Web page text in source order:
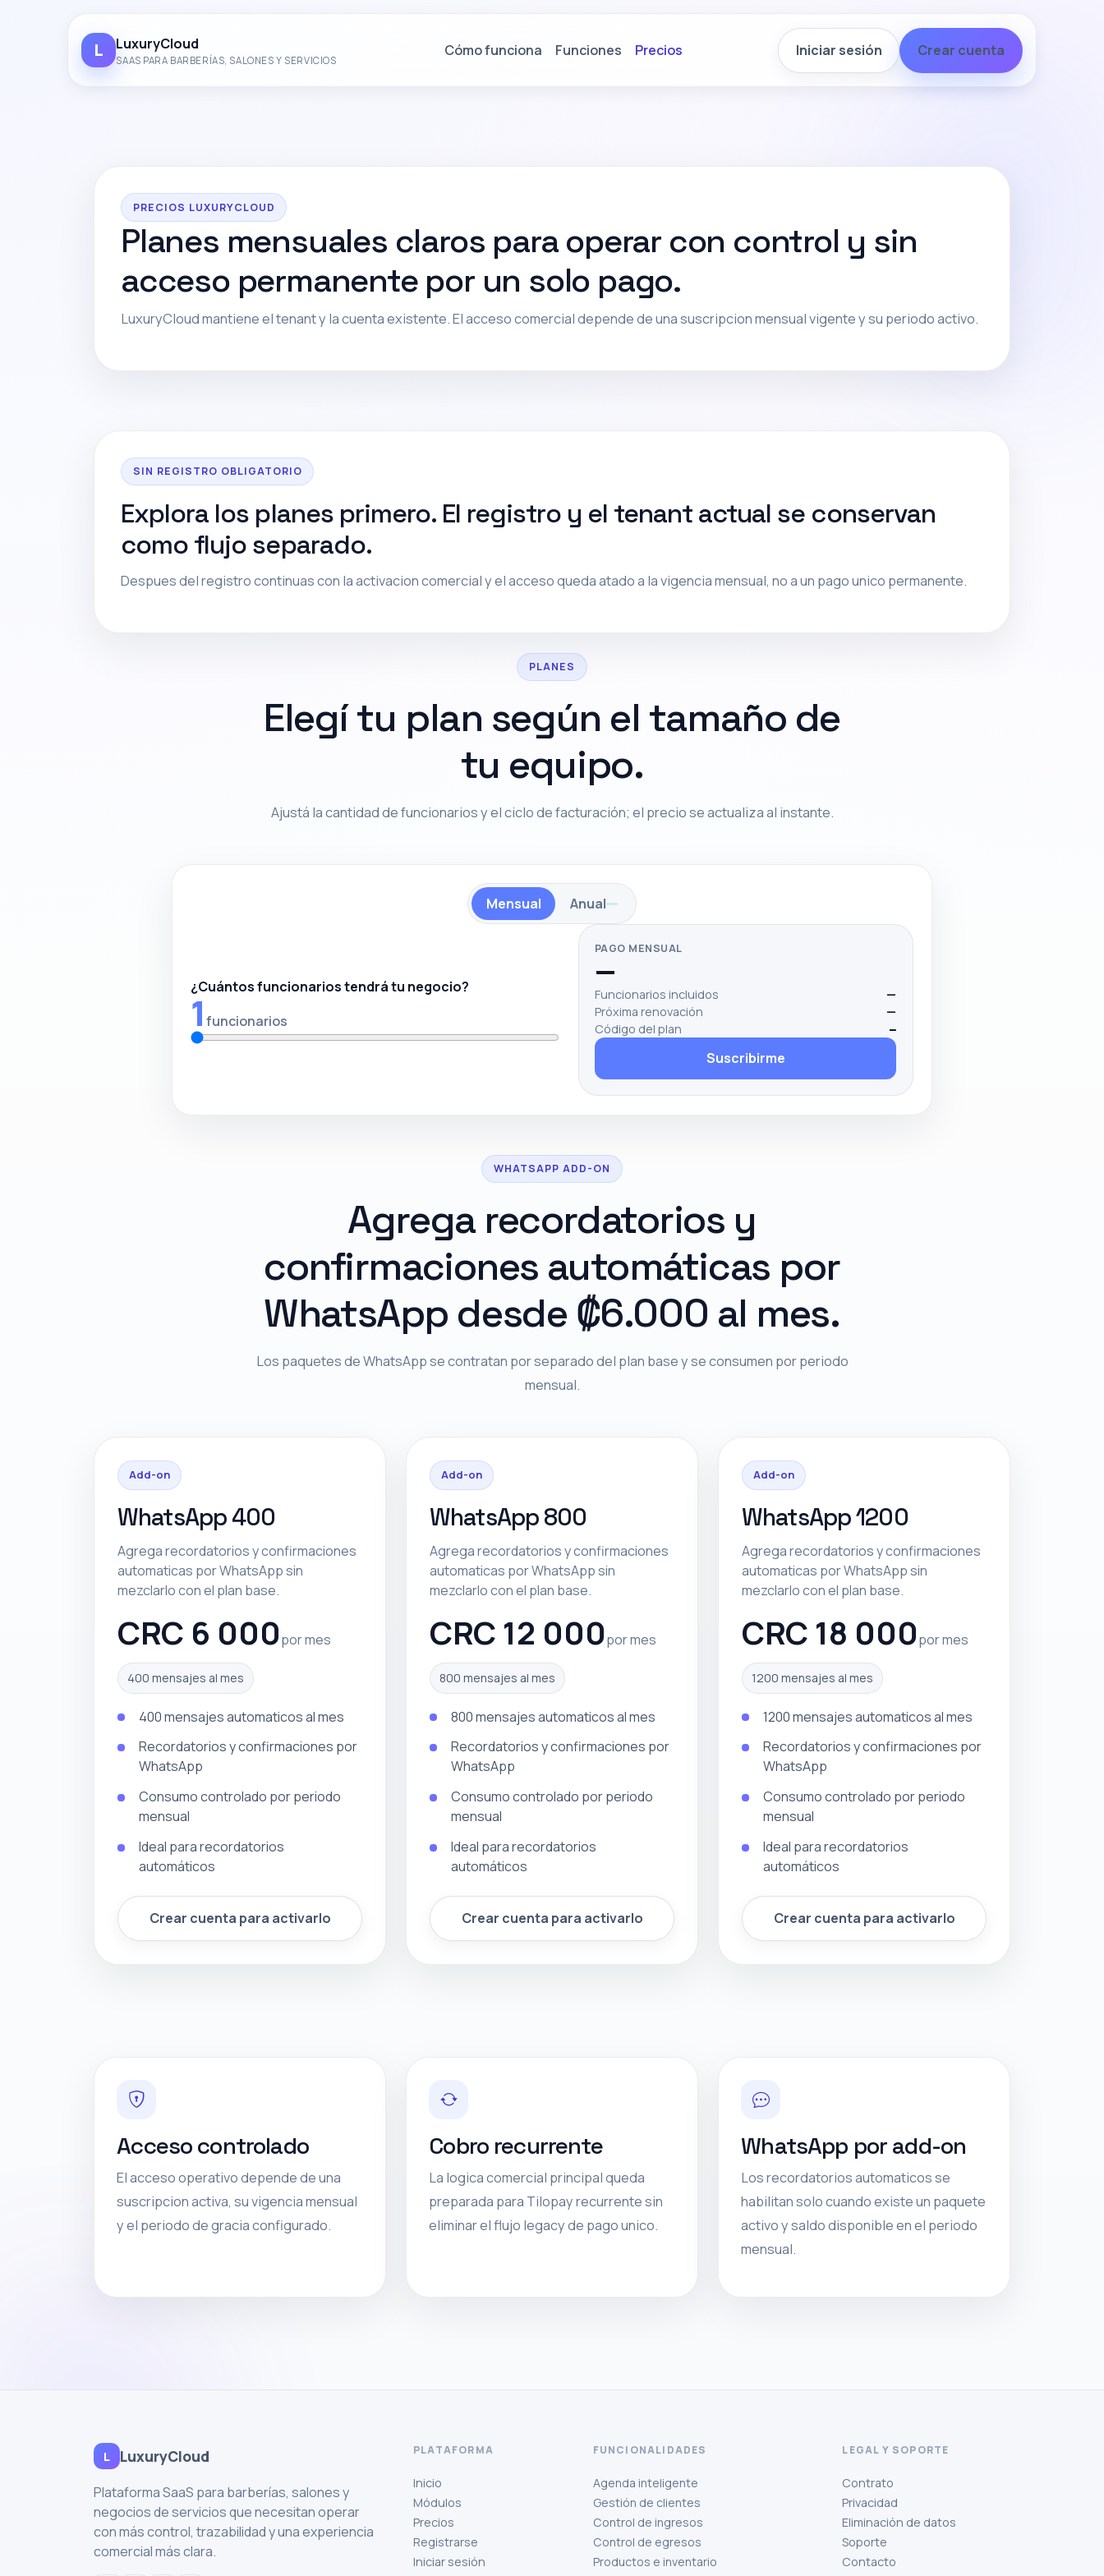
L LuxuryCloud
SAAS PARA BARBERÍAS, SALONES Y SERVICIOS
Cómo funciona Funciones Precios Iniciar sesión Crear cuenta
PRECIOS LUXURYCLOUD
Planes mensuales claros para operar con control y sin
acceso permanente por un solo pago.
LuxuryCloud mantiene el tenant y la cuenta existente. El acceso comercial depende de una suscripcion mensual vigente y su periodo activo.
SIN REGISTRO OBLIGATORIO
Explora los planes primero. El registro y el tenant actual se conservan
como flujo separado.
Despues del registro continuas con la activacion comercial y el acceso queda atado a la vigencia mensual, no a un pago unico permanente.
PLANES
Elegí tu plan según el tamaño de
tu equipo.
Ajustá la cantidad de funcionarios y el ciclo de facturación; el precio se actualiza al instante.
Mensual Anual
¿Cuántos funcionarios tendrá tu negocio?
1funcionarios
PAGO MENSUAL
—
Funcionarios incluidos
—
Próxima renovación
—
Código del plan
—
Suscribirme
WHATSAPP ADD-ON
Agrega recordatorios y
confirmaciones automáticas por
WhatsApp desde ₡6.000 al mes.
Los paquetes de WhatsApp se contratan por separado del plan base y se consumen por periodo
mensual.
Add-on
WhatsApp 400
Agrega recordatorios y confirmaciones
automaticas por WhatsApp sin
mezclarlo con el plan base.
CRC 6 000por mes
400 mensajes al mes
400 mensajes automaticos al mes
Recordatorios y confirmaciones por
WhatsApp
Consumo controlado por periodo
mensual
Ideal para recordatorios
automáticos
Crear cuenta para activarlo
Add-on
WhatsApp 800
Agrega recordatorios y confirmaciones
automaticas por WhatsApp sin
mezclarlo con el plan base.
CRC 12 000por mes
800 mensajes al mes
800 mensajes automaticos al mes
Recordatorios y confirmaciones por
WhatsApp
Consumo controlado por periodo
mensual
Ideal para recordatorios
automáticos
Crear cuenta para activarlo
Add-on
WhatsApp 1200
Agrega recordatorios y confirmaciones
automaticas por WhatsApp sin
mezclarlo con el plan base.
CRC 18 000por mes
1200 mensajes al mes
1200 mensajes automaticos al mes
Recordatorios y confirmaciones por
WhatsApp
Consumo controlado por periodo
mensual
Ideal para recordatorios
automáticos
Crear cuenta para activarlo
Acceso controlado
El acceso operativo depende de una
suscripcion activa, su vigencia mensual
y el periodo de gracia configurado.
Cobro recurrente
La logica comercial principal queda
preparada para Tilopay recurrente sin
eliminar el flujo legacy de pago unico.
WhatsApp por add-on
Los recordatorios automaticos se
habilitan solo cuando existe un paquete
activo y saldo disponible en el periodo
mensual.
L LuxuryCloud
Plataforma SaaS para barberías, salones y
negocios de servicios que necesitan operar
con más control, trazabilidad y una experiencia
comercial más clara.
PLATAFORMA
Inicio
Módulos
Precios
Registrarse
Iniciar sesión
FUNCIONALIDADES
Agenda inteligente
Gestión de clientes
Control de ingresos
Control de egresos
Productos e inventario
LEGAL Y SOPORTE
Contrato
Privacidad
Eliminación de datos
Soporte
Contacto